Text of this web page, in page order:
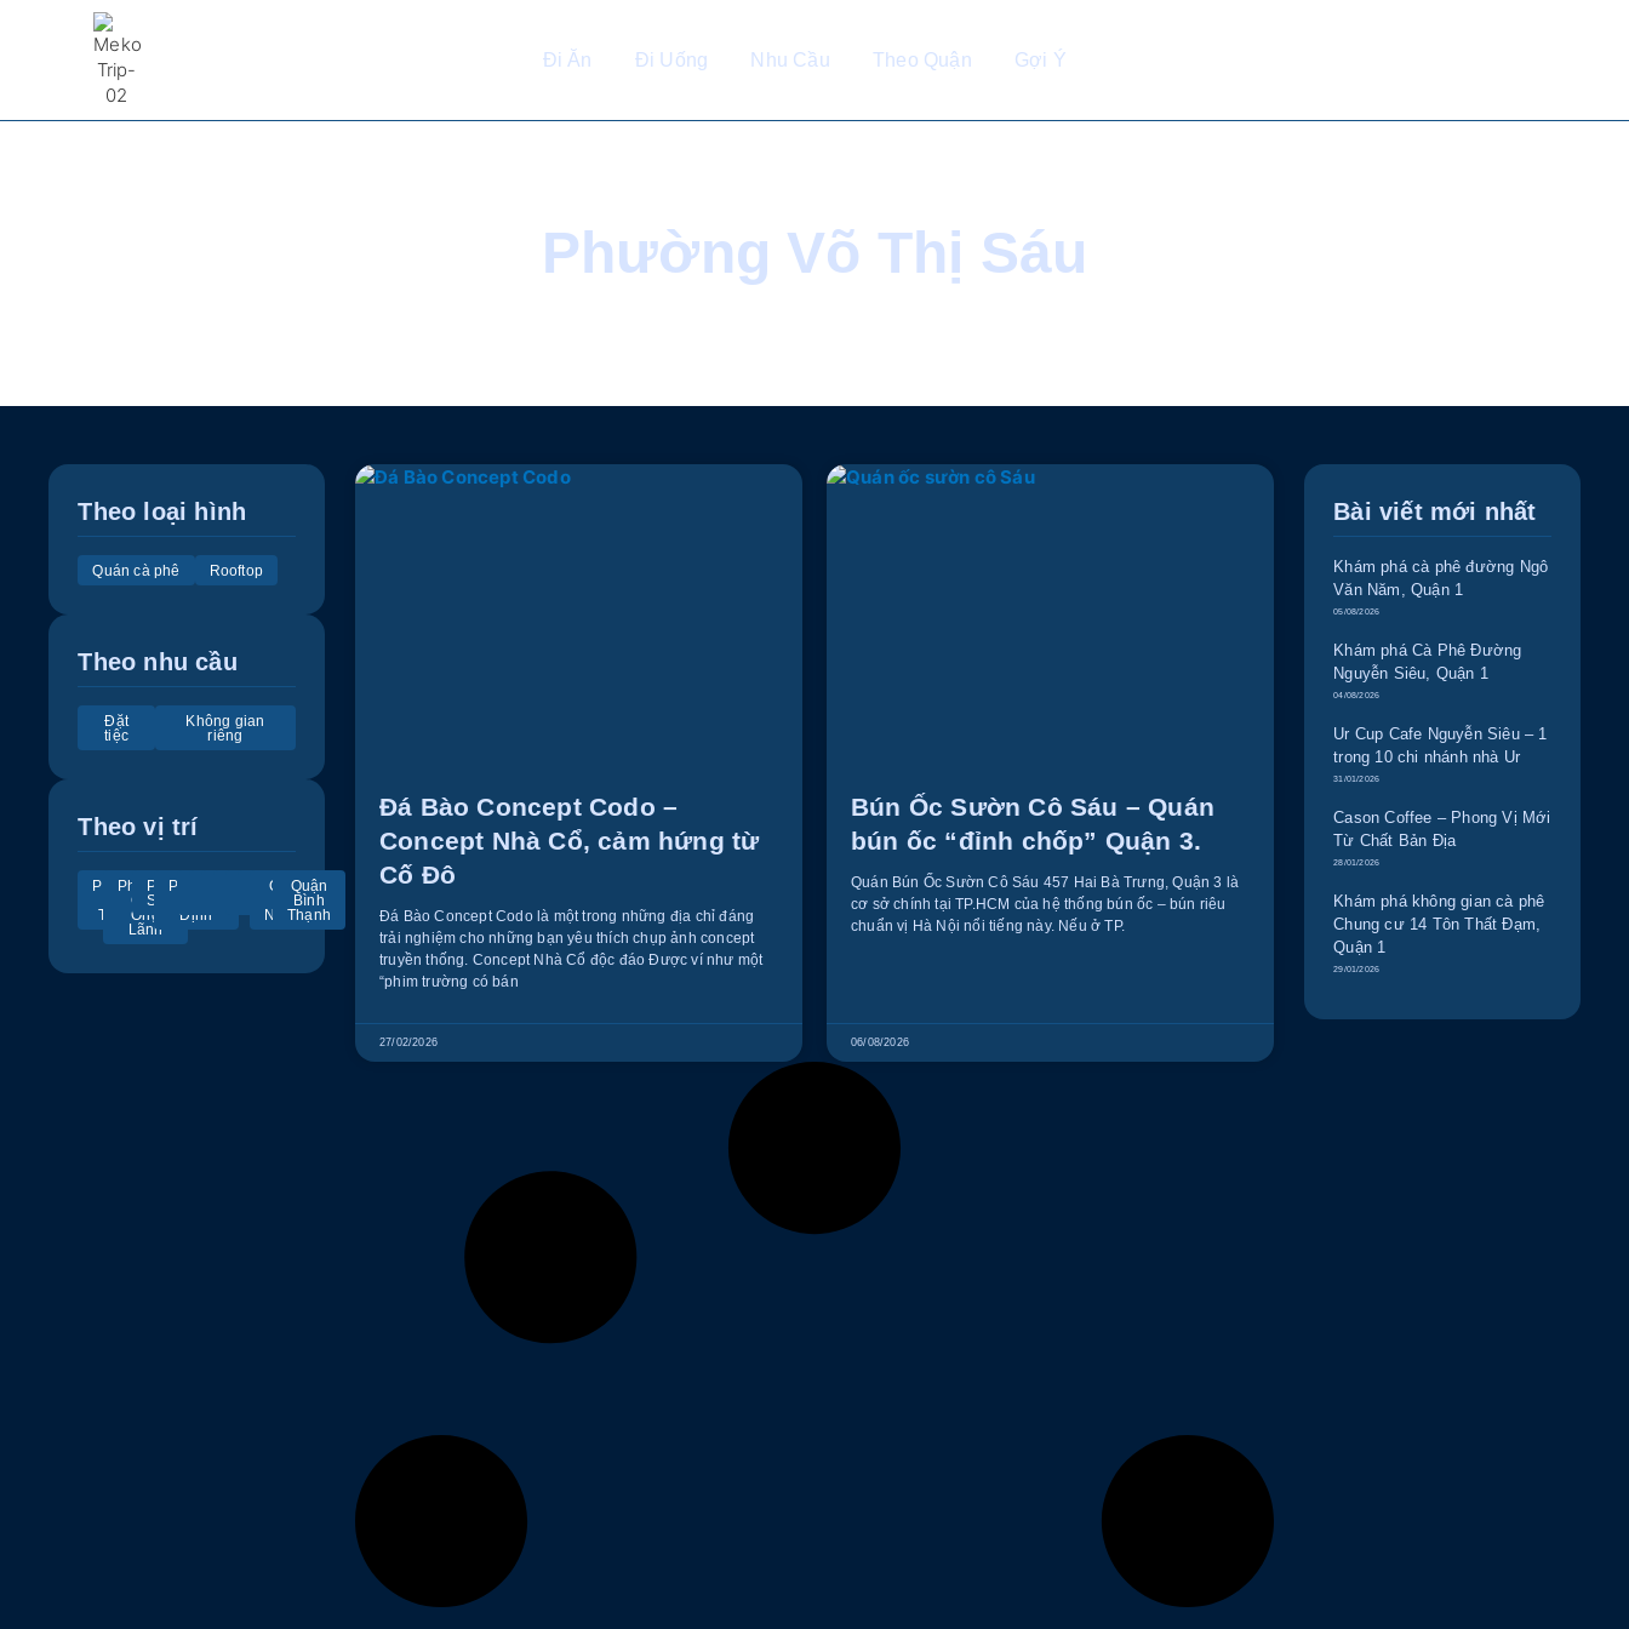
Đi Ăn Đi Uống Nhu Cầu Theo Quận Gợi Ý
Phường Võ Thị Sáu
Theo loại hình
Quán cà phê Rooftop
Theo nhu cầu
Đặt
tiệc
Không gian
riêng
Theo vị trí
Phường
Bến
Thành
Phường
Cầu
Ông
Lãnh
Phường
Sài Gòn
Phường
Định
Quận
QuậnQuận
Phú
Nhuận
Quận
Bình
Thạnh
Đá Bào Concept Codo –
Concept Nhà Cổ, cảm hứng từ
Cố Đô
Đá Bào Concept Codo là một trong những địa chỉ đáng
trải nghiệm cho những bạn yêu thích chụp ảnh concept
truyền thống. Concept Nhà Cổ độc đáo Được ví như một
“phim trường có bán
27/02/2026
Bún Ốc Sườn Cô Sáu – Quán
bún ốc “đỉnh chốp” Quận 3.
Quán Bún Ốc Sườn Cô Sáu 457 Hai Bà Trưng, Quận 3 là
cơ sở chính tại TP.HCM của hệ thống bún ốc – bún riêu
chuẩn vị Hà Nội nổi tiếng này. Nếu ở TP.
06/08/2026
Bài viết mới nhất
Khám phá cà phê đường Ngô
Văn Năm, Quận 1
05/08/2026
Khám phá Cà Phê Đường
Nguyễn Siêu, Quận 1
04/08/2026
Ur Cup Cafe Nguyễn Siêu – 1
trong 10 chi nhánh nhà Ur
31/01/2026
Cason Coffee – Phong Vị Mới
Từ Chất Bản Địa
28/01/2026
Khám phá không gian cà phê
Chung cư 14 Tôn Thất Đạm,
Quận 1
29/01/2026